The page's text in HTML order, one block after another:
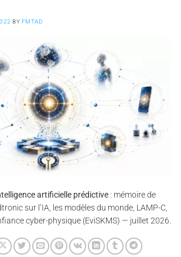
BY FMTAD
artificielle prédictive: mémoire de
sur l’IA, les modèles du monde, LAMP-C,
cyber-physique (EviSKMS) — juillet 2026.